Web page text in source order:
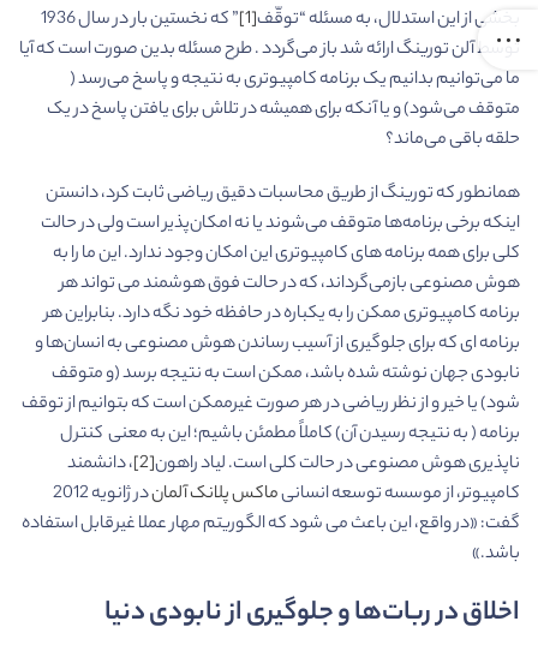
بخشی از این استدلال، به مسئله “توقّف[1]
” که نخستین بار در سال 1936
توسط آلن تورینگ ارائه شد باز می‌گردد . طرح مسئله بدین صورت است که آیا
ما می‌توانیم بدانیم یک برنامه کامپیوتری به نتیجه و پاسخ می‌رسد (
متوقف می‌شود) و یا آنکه برای همیشه در تلاش برای یافتن پاسخ در یک
حلقه باقی می‌ماند؟
همانطور که تورینگ از طریق محاسبات دقیق ریاضی ثابت کرد، دانستن
اینکه برخی برنامه‌ها متوقف می‌شوند یا نه امکان‌پذیر است ولی در حالت
کلی برای همه برنامه های کامپیوتری این امکان وجود ندارد. این ما را به
هوش مصنوعی بازمی‌گرداند، که در حالت فوق هوشمند می تواند هر
برنامه کامپیوتری ممکن را به یکباره در حافظه خود نگه دارد. بنابراین هر
برنامه ای که برای جلوگیری از آسیب رساندن هوش مصنوعی به انسان‌ها و
نابودی جهان نوشته شده باشد، ممکن است به نتیجه برسد (و متوقف
شود) یا خیر و از نظر ریاضی در هر صورت غیرممکن است که بتوانیم از توقف
برنامه ( به نتیجه رسیدن آن) کاملاً مطمئن باشیم؛ این به معنی کنترل
ناپذیری هوش مصنوعی در حالت کلی است. لیاد راهون[2] ، دانشمند
کامپیوتر، از موسسه توسعه انسانیماکس پلانک آلمان
در ژانویه 2012
گفت: «در واقع، این باعث می شود که الگوریتم مهار عملا غیرقابل استفاده
باشد.»
اخلاق در ربات‌­ها و جلوگیری از نابودی دنیا